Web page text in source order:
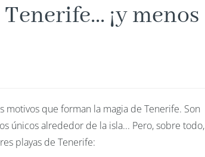
¡y menos
motivos que forman la magia de Tenerife. Son
únicos alrededor de la isla... Pero, sobre todo,
playas de Tenerife: